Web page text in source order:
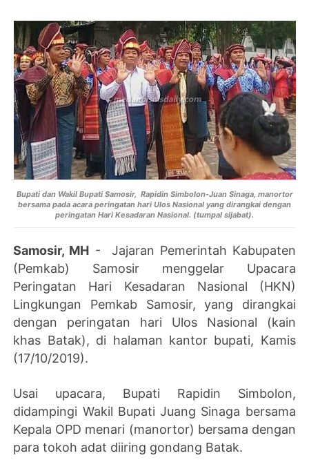
Bupati dan Wakil Bupati Samosir, Rapidin Simbolon-Juan Sinaga, manortor
bersama pada acara peringatan hari Ulos Nasional yang dirangkai dengan
peringatan Hari Kesadaran Nasional. (tumpal sijabat).
Samosir, MH - Jajaran Pemerintah Kabupaten
(Pemkab) Samosir menggelar Upacara
Peringatan Hari Kesadaran Nasional (HKN)
Lingkungan Pemkab Samosir, yang dirangkai
dengan peringatan hari Ulos Nasional (kain
khas Batak), di halaman kantor bupati, Kamis
(17/10/2019).
Usai upacara, Bupati Rapidin Simbolon,
didampingi Wakil Bupati Juang Sinaga bersama
Kepala OPD menari (manortor) bersama dengan
para tokoh adat diiring gondang Batak.